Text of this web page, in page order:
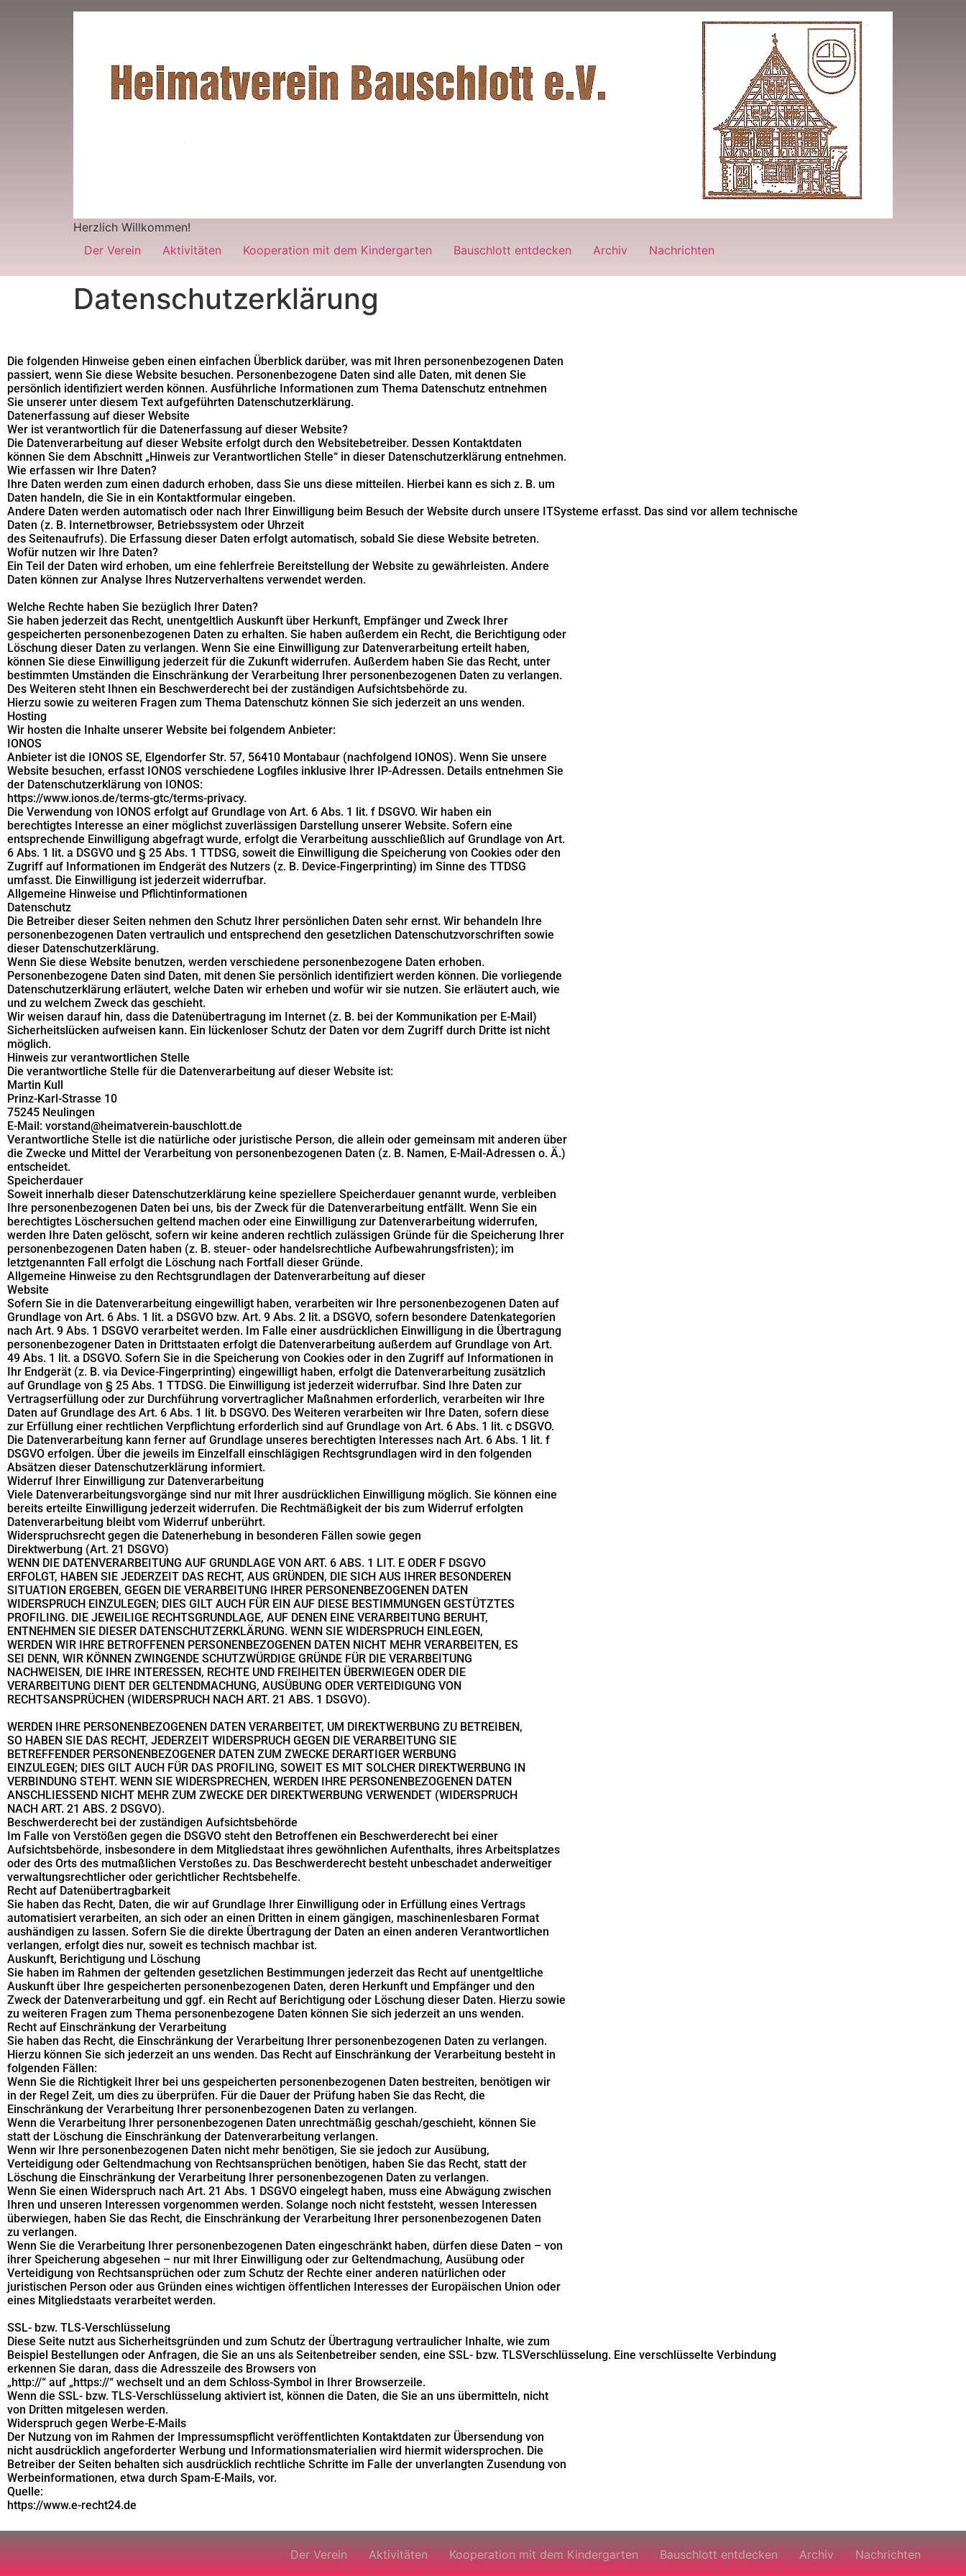
Herzlich Willkommen!
Der Verein
Aktivitäten Kooperation mit dem Kindergarten Bauschlott entdecken Archiv Nachrichten
Datenschutzerklärung
Die folgenden Hinweise geben einen einfachen Überblick darüber, was mit Ihren personenbezogenen Daten
passiert, wenn Sie diese Website besuchen. Personenbezogene Daten sind alle Daten, mit denen Sie
persönlich identifiziert werden können. Ausführliche Informationen zum Thema Datenschutz entnehmen
Sie unserer unter diesem Text aufgeführten Datenschutzerklärung.
Datenerfassung auf dieser Website
Wer ist verantwortlich für die Datenerfassung auf dieser Website?
Die Datenverarbeitung auf dieser Website erfolgt durch den Websitebetreiber. Dessen Kontaktdaten
können Sie dem Abschnitt „Hinweis zur Verantwortlichen Stelle“ in dieser Datenschutzerklärung entnehmen.
Wie erfassen wir Ihre Daten?
Ihre Daten werden zum einen dadurch erhoben, dass Sie uns diese mitteilen. Hierbei kann es sich z. B. um
Daten handeln, die Sie in ein Kontaktformular eingeben.
Andere Daten werden automatisch oder nach Ihrer Einwilligung beim Besuch der Website durch unsere ITSysteme erfasst. Das sind vor allem technische
Daten (z. B. Internetbrowser, Betriebssystem oder Uhrzeit
des Seitenaufrufs). Die Erfassung dieser Daten erfolgt automatisch, sobald Sie diese Website betreten.
Wofür nutzen wir Ihre Daten?
Ein Teil der Daten wird erhoben, um eine fehlerfreie Bereitstellung der Website zu gewährleisten. Andere
Daten können zur Analyse Ihres Nutzerverhaltens verwendet werden.
Welche Rechte haben Sie bezüglich Ihrer Daten?
Sie haben jederzeit das Recht, unentgeltlich Auskunft über Herkunft, Empfänger und Zweck Ihrer
gespeicherten personenbezogenen Daten zu erhalten. Sie haben außerdem ein Recht, die Berichtigung oder
Löschung dieser Daten zu verlangen. Wenn Sie eine Einwilligung zur Datenverarbeitung erteilt haben,
können Sie diese Einwilligung jederzeit für die Zukunft widerrufen. Außerdem haben Sie das Recht, unter
bestimmten Umständen die Einschränkung der Verarbeitung Ihrer personenbezogenen Daten zu verlangen.
Des Weiteren steht Ihnen ein Beschwerderecht bei der zuständigen Aufsichtsbehörde zu.
Hierzu sowie zu weiteren Fragen zum Thema Datenschutz können Sie sich jederzeit an uns wenden.
Hosting
Wir hosten die Inhalte unserer Website bei folgendem Anbieter:
IONOS
Anbieter ist die IONOS SE, Elgendorfer Str. 57, 56410 Montabaur (nachfolgend IONOS). Wenn Sie unsere
Website besuchen, erfasst IONOS verschiedene Logfiles inklusive Ihrer IP-Adressen. Details entnehmen Sie
der Datenschutzerklärung von IONOS:
https://www.ionos.de/terms-gtc/terms-privacy.
Die Verwendung von IONOS erfolgt auf Grundlage von Art. 6 Abs. 1 lit. f DSGVO. Wir haben ein
berechtigtes Interesse an einer möglichst zuverlässigen Darstellung unserer Website. Sofern eine
entsprechende Einwilligung abgefragt wurde, erfolgt die Verarbeitung ausschließlich auf Grundlage von Art.
6 Abs. 1 lit. a DSGVO und § 25 Abs. 1 TTDSG, soweit die Einwilligung die Speicherung von Cookies oder den
Zugriff auf Informationen im Endgerät des Nutzers (z. B. Device-Fingerprinting) im Sinne des TTDSG
umfasst. Die Einwilligung ist jederzeit widerrufbar.
Allgemeine Hinweise und Pflichtinformationen
Datenschutz
Die Betreiber dieser Seiten nehmen den Schutz Ihrer persönlichen Daten sehr ernst. Wir behandeln Ihre
personenbezogenen Daten vertraulich und entsprechend den gesetzlichen Datenschutzvorschriften sowie
dieser Datenschutzerklärung.
Wenn Sie diese Website benutzen, werden verschiedene personenbezogene Daten erhoben.
Personenbezogene Daten sind Daten, mit denen Sie persönlich identifiziert werden können. Die vorliegende
Datenschutzerklärung erläutert, welche Daten wir erheben und wofür wir sie nutzen. Sie erläutert auch, wie
und zu welchem Zweck das geschieht.
Wir weisen darauf hin, dass die Datenübertragung im Internet (z. B. bei der Kommunikation per E-Mail)
Sicherheitslücken aufweisen kann. Ein lückenloser Schutz der Daten vor dem Zugriff durch Dritte ist nicht
möglich.
Hinweis zur verantwortlichen Stelle
Die verantwortliche Stelle für die Datenverarbeitung auf dieser Website ist:
Martin Kull
Prinz-Karl-Strasse 10
75245 Neulingen
E-Mail: vorstand@heimatverein-bauschlott.de
Verantwortliche Stelle ist die natürliche oder juristische Person, die allein oder gemeinsam mit anderen über
die Zwecke und Mittel der Verarbeitung von personenbezogenen Daten (z. B. Namen, E-Mail-Adressen o. Ä.)
entscheidet.
Speicherdauer
Soweit innerhalb dieser Datenschutzerklärung keine speziellere Speicherdauer genannt wurde, verbleiben
Ihre personenbezogenen Daten bei uns, bis der Zweck für die Datenverarbeitung entfällt. Wenn Sie ein
berechtigtes Löschersuchen geltend machen oder eine Einwilligung zur Datenverarbeitung widerrufen,
werden Ihre Daten gelöscht, sofern wir keine anderen rechtlich zulässigen Gründe für die Speicherung Ihrer
personenbezogenen Daten haben (z. B. steuer- oder handelsrechtliche Aufbewahrungsfristen); im
letztgenannten Fall erfolgt die Löschung nach Fortfall dieser Gründe.
Allgemeine Hinweise zu den Rechtsgrundlagen der Datenverarbeitung auf dieser
Website
Sofern Sie in die Datenverarbeitung eingewilligt haben, verarbeiten wir Ihre personenbezogenen Daten auf
Grundlage von Art. 6 Abs. 1 lit. a DSGVO bzw. Art. 9 Abs. 2 lit. a DSGVO, sofern besondere Datenkategorien
nach Art. 9 Abs. 1 DSGVO verarbeitet werden. Im Falle einer ausdrücklichen Einwilligung in die Übertragung
personenbezogener Daten in Drittstaaten erfolgt die Datenverarbeitung außerdem auf Grundlage von Art.
49 Abs. 1 lit. a DSGVO. Sofern Sie in die Speicherung von Cookies oder in den Zugriff auf Informationen in
Ihr Endgerät (z. B. via Device-Fingerprinting) eingewilligt haben, erfolgt die Datenverarbeitung zusätzlich
auf Grundlage von § 25 Abs. 1 TTDSG. Die Einwilligung ist jederzeit widerrufbar. Sind Ihre Daten zur
Vertragserfüllung oder zur Durchführung vorvertraglicher Maßnahmen erforderlich, verarbeiten wir Ihre
Daten auf Grundlage des Art. 6 Abs. 1 lit. b DSGVO. Des Weiteren verarbeiten wir Ihre Daten, sofern diese
zur Erfüllung einer rechtlichen Verpflichtung erforderlich sind auf Grundlage von Art. 6 Abs. 1 lit. c DSGVO.
Die Datenverarbeitung kann ferner auf Grundlage unseres berechtigten Interesses nach Art. 6 Abs. 1 lit. f
DSGVO erfolgen. Über die jeweils im Einzelfall einschlägigen Rechtsgrundlagen wird in den folgenden
Absätzen dieser Datenschutzerklärung informiert.
Widerruf Ihrer Einwilligung zur Datenverarbeitung
Viele Datenverarbeitungsvorgänge sind nur mit Ihrer ausdrücklichen Einwilligung möglich. Sie können eine
bereits erteilte Einwilligung jederzeit widerrufen. Die Rechtmäßigkeit der bis zum Widerruf erfolgten
Datenverarbeitung bleibt vom Widerruf unberührt.
Widerspruchsrecht gegen die Datenerhebung in besonderen Fällen sowie gegen
Direktwerbung (Art. 21 DSGVO)
WENN DIE DATENVERARBEITUNG AUF GRUNDLAGE VON ART. 6 ABS. 1 LIT. E ODER F DSGVO
ERFOLGT, HABEN SIE JEDERZEIT DAS RECHT, AUS GRÜNDEN, DIE SICH AUS IHRER BESONDEREN
SITUATION ERGEBEN, GEGEN DIE VERARBEITUNG IHRER PERSONENBEZOGENEN DATEN
WIDERSPRUCH EINZULEGEN; DIES GILT AUCH FÜR EIN AUF DIESE BESTIMMUNGEN GESTÜTZTES
PROFILING. DIE JEWEILIGE RECHTSGRUNDLAGE, AUF DENEN EINE VERARBEITUNG BERUHT,
ENTNEHMEN SIE DIESER DATENSCHUTZERKLÄRUNG. WENN SIE WIDERSPRUCH EINLEGEN,
WERDEN WIR IHRE BETROFFENEN PERSONENBEZOGENEN DATEN NICHT MEHR VERARBEITEN, ES
SEI DENN, WIR KÖNNEN ZWINGENDE SCHUTZWÜRDIGE GRÜNDE FÜR DIE VERARBEITUNG
NACHWEISEN, DIE IHRE INTERESSEN, RECHTE UND FREIHEITEN ÜBERWIEGEN ODER DIE
VERARBEITUNG DIENT DER GELTENDMACHUNG, AUSÜBUNG ODER VERTEIDIGUNG VON
RECHTSANSPRÜCHEN (WIDERSPRUCH NACH ART. 21 ABS. 1 DSGVO).
WERDEN IHRE PERSONENBEZOGENEN DATEN VERARBEITET, UM DIREKTWERBUNG ZU BETREIBEN,
SO HABEN SIE DAS RECHT, JEDERZEIT WIDERSPRUCH GEGEN DIE VERARBEITUNG SIE
BETREFFENDER PERSONENBEZOGENER DATEN ZUM ZWECKE DERARTIGER WERBUNG
EINZULEGEN; DIES GILT AUCH FÜR DAS PROFILING, SOWEIT ES MIT SOLCHER DIREKTWERBUNG IN
VERBINDUNG STEHT. WENN SIE WIDERSPRECHEN, WERDEN IHRE PERSONENBEZOGENEN DATEN
ANSCHLIESSEND NICHT MEHR ZUM ZWECKE DER DIREKTWERBUNG VERWENDET (WIDERSPRUCH
NACH ART. 21 ABS. 2 DSGVO).
Beschwerderecht bei der zuständigen Aufsichtsbehörde
Im Falle von Verstößen gegen die DSGVO steht den Betroffenen ein Beschwerderecht bei einer
Aufsichtsbehörde, insbesondere in dem Mitgliedstaat ihres gewöhnlichen Aufenthalts, ihres Arbeitsplatzes
oder des Orts des mutmaßlichen Verstoßes zu. Das Beschwerderecht besteht unbeschadet anderweitiger
verwaltungsrechtlicher oder gerichtlicher Rechtsbehelfe.
Recht auf Datenübertragbarkeit
Sie haben das Recht, Daten, die wir auf Grundlage Ihrer Einwilligung oder in Erfüllung eines Vertrags
automatisiert verarbeiten, an sich oder an einen Dritten in einem gängigen, maschinenlesbaren Format
aushändigen zu lassen. Sofern Sie die direkte Übertragung der Daten an einen anderen Verantwortlichen
verlangen, erfolgt dies nur, soweit es technisch machbar ist.
Auskunft, Berichtigung und Löschung
Sie haben im Rahmen der geltenden gesetzlichen Bestimmungen jederzeit das Recht auf unentgeltliche
Auskunft über Ihre gespeicherten personenbezogenen Daten, deren Herkunft und Empfänger und den
Zweck der Datenverarbeitung und ggf. ein Recht auf Berichtigung oder Löschung dieser Daten. Hierzu sowie
zu weiteren Fragen zum Thema personenbezogene Daten können Sie sich jederzeit an uns wenden.
Recht auf Einschränkung der Verarbeitung
Sie haben das Recht, die Einschränkung der Verarbeitung Ihrer personenbezogenen Daten zu verlangen.
Hierzu können Sie sich jederzeit an uns wenden. Das Recht auf Einschränkung der Verarbeitung besteht in
folgenden Fällen:
Wenn Sie die Richtigkeit Ihrer bei uns gespeicherten personenbezogenen Daten bestreiten, benötigen wir
in der Regel Zeit, um dies zu überprüfen. Für die Dauer der Prüfung haben Sie das Recht, die
Einschränkung der Verarbeitung Ihrer personenbezogenen Daten zu verlangen.
Wenn die Verarbeitung Ihrer personenbezogenen Daten unrechtmäßig geschah/geschieht, können Sie
statt der Löschung die Einschränkung der Datenverarbeitung verlangen.
Wenn wir Ihre personenbezogenen Daten nicht mehr benötigen, Sie sie jedoch zur Ausübung,
Verteidigung oder Geltendmachung von Rechtsansprüchen benötigen, haben Sie das Recht, statt der
Löschung die Einschränkung der Verarbeitung Ihrer personenbezogenen Daten zu verlangen.
Wenn Sie einen Widerspruch nach Art. 21 Abs. 1 DSGVO eingelegt haben, muss eine Abwägung zwischen
Ihren und unseren Interessen vorgenommen werden. Solange noch nicht feststeht, wessen Interessen
überwiegen, haben Sie das Recht, die Einschränkung der Verarbeitung Ihrer personenbezogenen Daten
zu verlangen.
Wenn Sie die Verarbeitung Ihrer personenbezogenen Daten eingeschränkt haben, dürfen diese Daten – von
ihrer Speicherung abgesehen – nur mit Ihrer Einwilligung oder zur Geltendmachung, Ausübung oder
Verteidigung von Rechtsansprüchen oder zum Schutz der Rechte einer anderen natürlichen oder
juristischen Person oder aus Gründen eines wichtigen öffentlichen Interesses der Europäischen Union oder
eines Mitgliedstaats verarbeitet werden.
SSL- bzw. TLS-Verschlüsselung
Diese Seite nutzt aus Sicherheitsgründen und zum Schutz der Übertragung vertraulicher Inhalte, wie zum
Beispiel Bestellungen oder Anfragen, die Sie an uns als Seitenbetreiber senden, eine SSL- bzw. TLSVerschlüsselung. Eine verschlüsselte Verbindung
erkennen Sie daran, dass die Adresszeile des Browsers von
„http://“ auf „https://“ wechselt und an dem Schloss-Symbol in Ihrer Browserzeile.
Wenn die SSL- bzw. TLS-Verschlüsselung aktiviert ist, können die Daten, die Sie an uns übermitteln, nicht
von Dritten mitgelesen werden.
Widerspruch gegen Werbe-E-Mails
Der Nutzung von im Rahmen der Impressumspflicht veröffentlichten Kontaktdaten zur Übersendung von
nicht ausdrücklich angeforderter Werbung und Informationsmaterialien wird hiermit widersprochen. Die
Betreiber der Seiten behalten sich ausdrücklich rechtliche Schritte im Falle der unverlangten Zusendung von
Werbeinformationen, etwa durch Spam-E-Mails, vor.
Quelle:
https://www.e-recht24.de
Der Verein Aktivitäten Kooperation mit dem Kindergarten Bauschlott entdecken Archiv Nachrichten